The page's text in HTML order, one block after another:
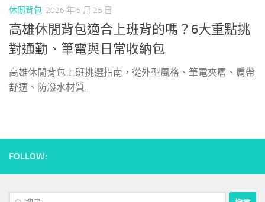
休閒背包 2026 年 5 月 25 日
高雄休閒背包適合上班背的嗎？6大重點挑
對通勤、筆電與日常收納包
高雄休閒背包上班挑選指南，從外型風格、筆電夾層、肩帶
舒適、防潑水材質...
FOLLOW:
搜